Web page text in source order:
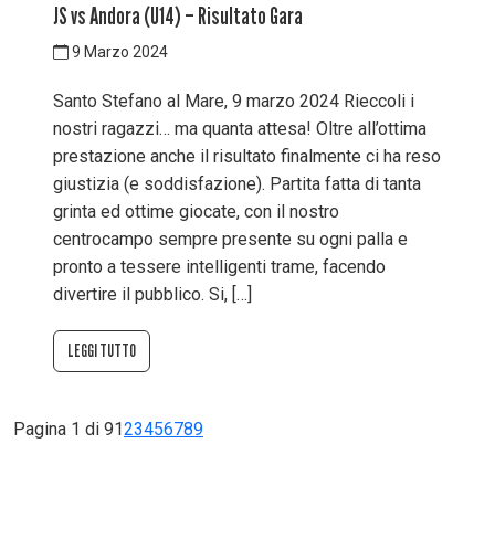
JS vs Andora (U14) – Risultato Gara
9 Marzo 2024
Santo Stefano al Mare, 9 marzo 2024 Rieccoli i
nostri ragazzi… ma quanta attesa! Oltre all’ottima
prestazione anche il risultato finalmente ci ha reso
giustizia (e soddisfazione). Partita fatta di tanta
grinta ed ottime giocate, con il nostro
centrocampo sempre presente su ogni palla e
pronto a tessere intelligenti trame, facendo
divertire il pubblico. Si, […]
LEGGI TUTTO
Pagina 1 di 9123456789